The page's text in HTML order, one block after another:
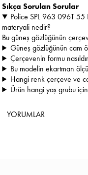
Sıkça Sorulan Sorular
Police SPL 963 096T
materyali nedir?
Bu güneş gözlüğünün
Güneş gözlüğünün cam
Çerçevenin formu
Bu modelin ekartman
Hangi renk çerçeve ve
Ürün hangi yaş grubu
YORUMLAR